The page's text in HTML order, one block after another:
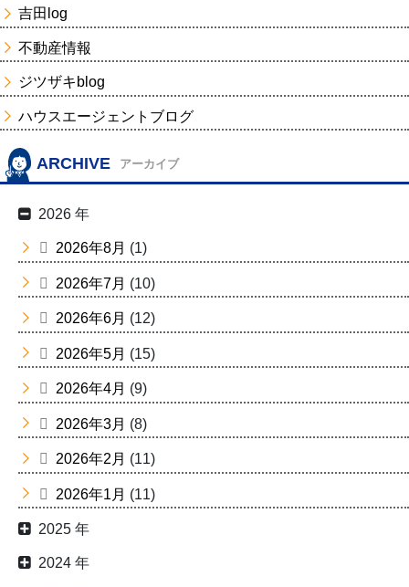
吉田log
不動産情報
ジツザキblog
ハウスエージェントブログ
ARCHIVE アーカイブ
2026 年
2026年8月 (1)
2026年7月 (10)
2026年6月 (12)
2026年5月 (15)
2026年4月 (9)
2026年3月 (8)
2026年2月 (11)
2026年1月 (11)
2025 年
2024 年